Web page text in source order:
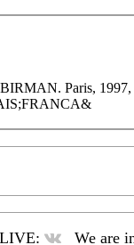
Paris, 1997,
We are